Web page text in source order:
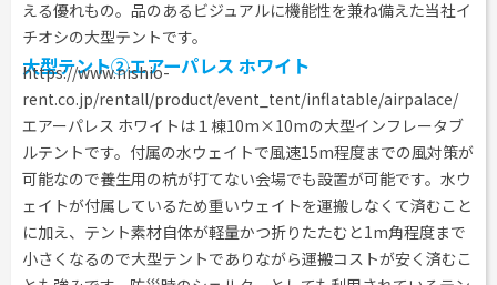
える優れもの。品のあるビジュアルに機能性を兼ね備えた当社イ
チオシの大型テントです。
大型テント②エアーパレス ホワイト
https://www.nishio-
rent.co.jp/rentall/product/event_tent/inflatable/airpalace/
エアーパレス ホワイトは１棟10m×10mの大型インフレータブ
ルテントです。付属の水ウェイトで風速15m程度までの風対策が
可能なので養生用の杭が打てない会場でも設置が可能です。水ウ
ェイトが付属しているため重いウェイトを運搬しなくて済むこと
に加え、テント素材自体が軽量かつ折りたたむと1m角程度まで
小さくなるので大型テントでありながら運搬コストが安く済むこ